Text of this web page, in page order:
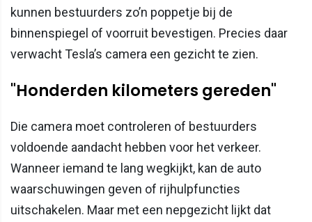
kunnen bestuurders zo’n poppetje bij de
binnenspiegel of voorruit bevestigen. Precies daar
verwacht Tesla’s camera een gezicht te zien.
"Honderden kilometers gereden"
Die camera moet controleren of bestuurders
voldoende aandacht hebben voor het verkeer.
Wanneer iemand te lang wegkijkt, kan de auto
waarschuwingen geven of rijhulpfuncties
uitschakelen. Maar met een nepgezicht lijkt dat